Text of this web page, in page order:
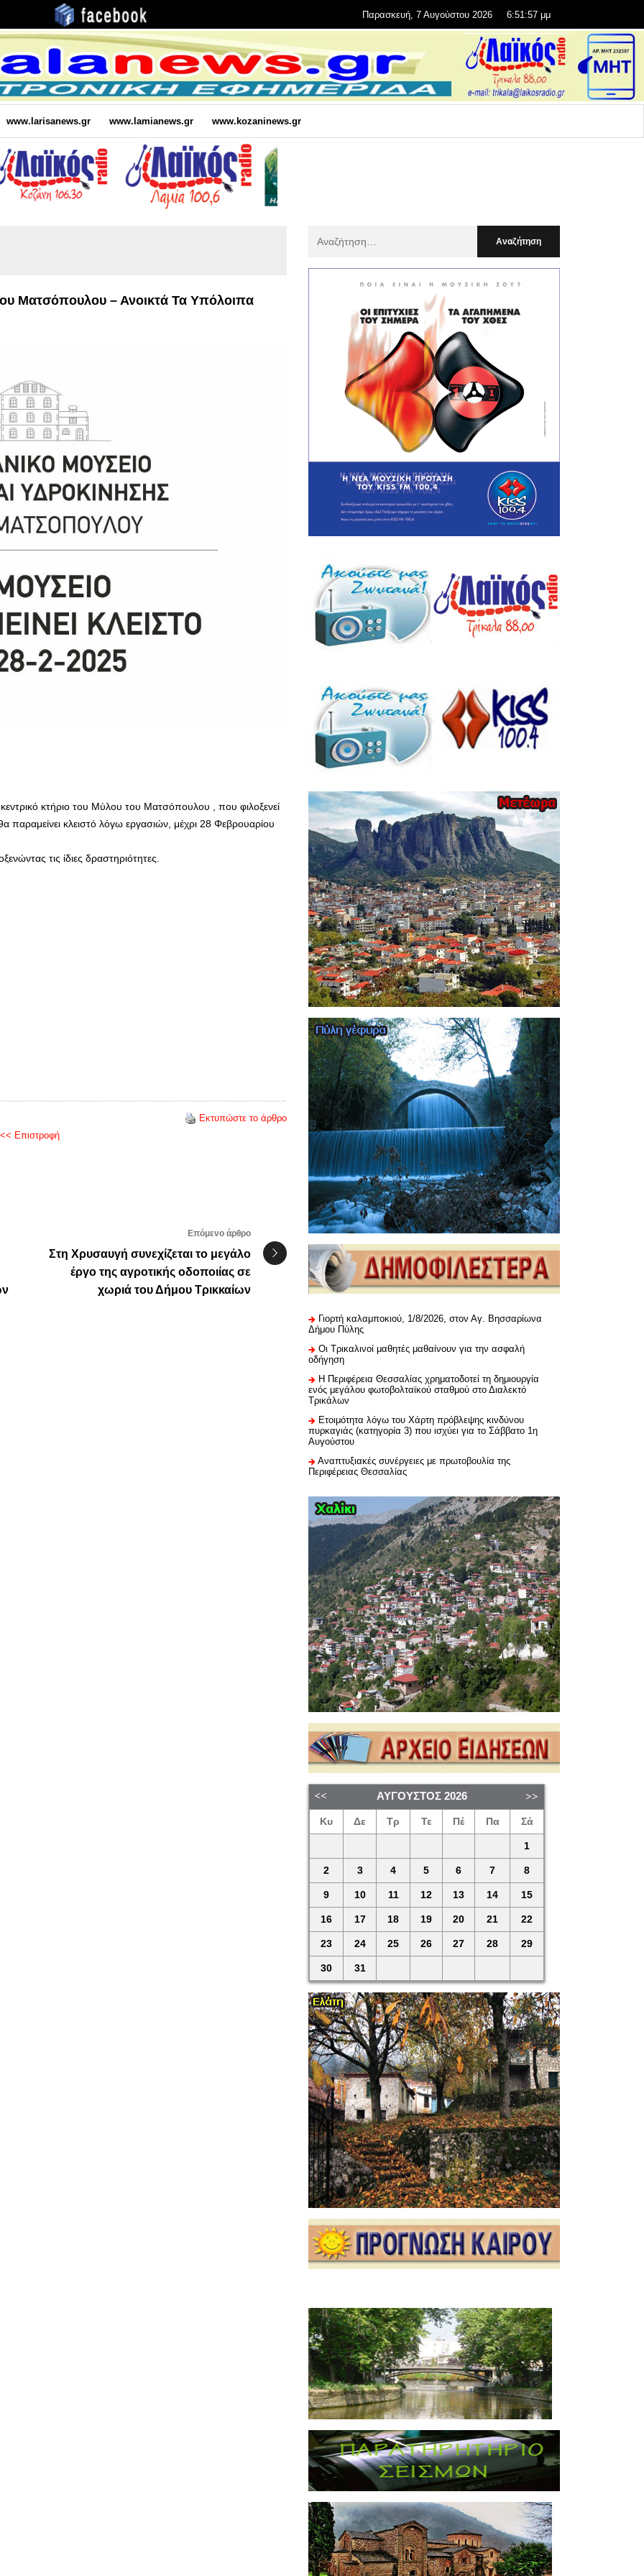
Παρασκευή, 7 Αυγούστου 2026 6:51:58 μμ
www.larisanews.gr www.lamianews.gr www.kozaninews.gr
Ματσόπουλου – Ανοικτά Τα Υπόλοιπα
κεντρικό κτήριο του Μύλου του Ματσόπουλου , που φιλοξενεί
παραμείνει κλειστό λόγω εργασιών, μέχρι 28 Φεβρουαρίου
τις ίδιες δραστηριότητες.
Εκτυπώστε το άρθρο
<< Επιστροφή
Επόμενο άρθρο
Στη Χρυσαυγή συνεχίζεται το μεγάλο
έργο της αγροτικής οδοποιίας σε
χωριά του Δήμου Τρικκαίων
:
Γιορτή καλαμποκιού, 1/8/2026, στον Αγ. Βησσαρίωνα
Δήμου Πύλης
Οι Τρικαλινοί μαθητές μαθαίνουν για την ασφαλή
οδήγηση
H Περιφέρεια Θεσσαλίας χρηματοδοτεί τη δημιουργία
ενός μεγάλου φωτοβολταϊκού σταθμού στο Διαλεκτό
Τρικάλων
Ετοιμότητα λόγω του Χάρτη πρόβλεψης κινδύνου
πυρκαγιάς (κατηγορία 3) που ισχύει για το Σάββατο 1η
Αυγούστου
Αναπτυξιακές συνέργειες με πρωτοβουλία της
Περιφέρειας Θεσσαλίας
ΑΎΓΟΥΣΤΟΣ 2026
Κυ Δε Τρ Τε Πέ Πα Σά
1
2 3 4 5 6 7 8
9 10 11 12 13 14 15
16 17 18 19 20 21 22
23 24 25 26 27 28 29
30 31